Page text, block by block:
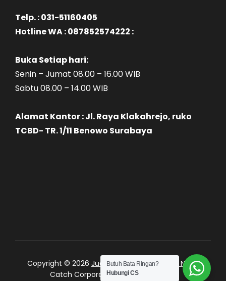
Telp. : 031-51160405
Hotline WA : 087852574222 :
Buka Setiap hari:
Senin – Jumat 08.00 – 16.00 WIB
Sabtu 08.00 – 14.00 WIB
Alamat Kantor : Jl. Raya Klakahrejo, ruko
TCBD- TR. 1/11 Benowo Surabaya
Copyright © 2026 Jual Bata Ringan Kualitas No. 1 |
Catch Corporate byCatch Themes
Butuh Bata Ringan?
Hubungi CS